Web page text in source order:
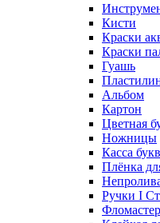
Кисти
Краски
Краски
Гуашь
Альбом
Картон
Цветная
Ножницы
Касса букв
Плёнка
Ручки I